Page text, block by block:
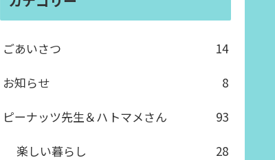
ごあいさつ
14
お知らせ
8
ピーナッツ先生＆ハトマメさん
93
楽しい暮らし
28